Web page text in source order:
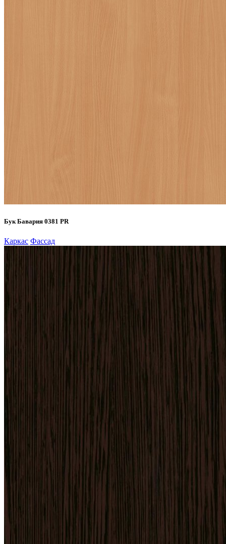
Бук Бавария 0381 PR
Каркас Фассад